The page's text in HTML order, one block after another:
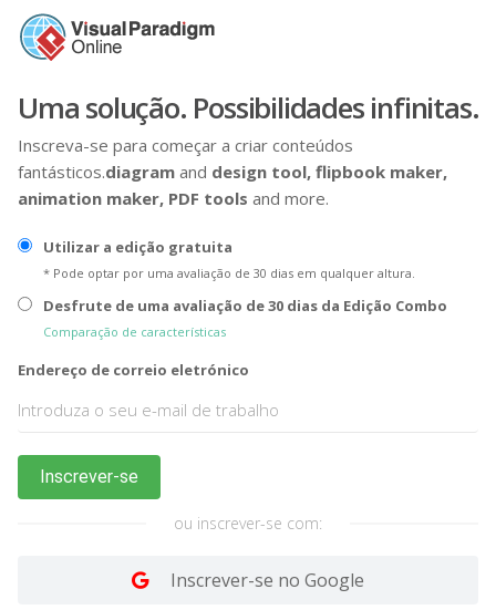
Uma solução. Possibilidades infinitas.
Inscreva-se para começar a criar conteúdos
fantásticos.diagram and design tool, flipbook maker,
animation maker, PDF tools and more.
Utilizar a edição gratuita
* Pode optar por uma avaliação de 30 dias em qualquer altura.
Desfrute de uma avaliação de 30 dias da Edição Combo
Comparação de características
Endereço de correio eletrónico
Inscrever-se
ou inscrever-se com:
Inscrever-se no Google